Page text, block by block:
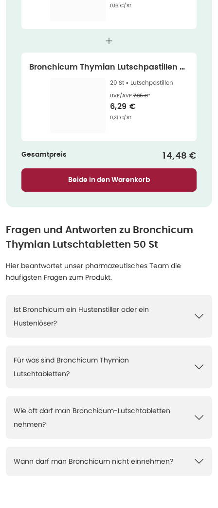
Grundpreis
0,16 €/St
Bronchicum Thymian Lutschpastillen 20
St20 St • Lutschpastillen
UVP/AVPEhemaliger Preis (U V P)
7,85 €*
Verkaufspreis
6,29 €
Grundpreis
0,31 €/St
Gesamtpreis 14,48 €
Beide in den Warenkorb
Fragen und Antworten zu Bronchicum
Thymian Lutschtabletten 50 St
Hier beantwortet unser pharmazeutisches Team die
häufigsten Fragen zum Produkt.
Ist Bronchicum ein Hustenstiller oder ein
Hustenlöser?
Für was sind Bronchicum Thymian
Lutschtabletten?
Wie oft darf man Bronchicum-Lutschtabletten
nehmen?
Wann darf man Bronchicum nicht einnehmen?